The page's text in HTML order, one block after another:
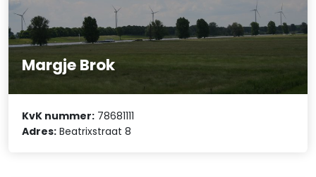
Margje Brok
KvK nummer: 78681111
Adres: Beatrixstraat 8